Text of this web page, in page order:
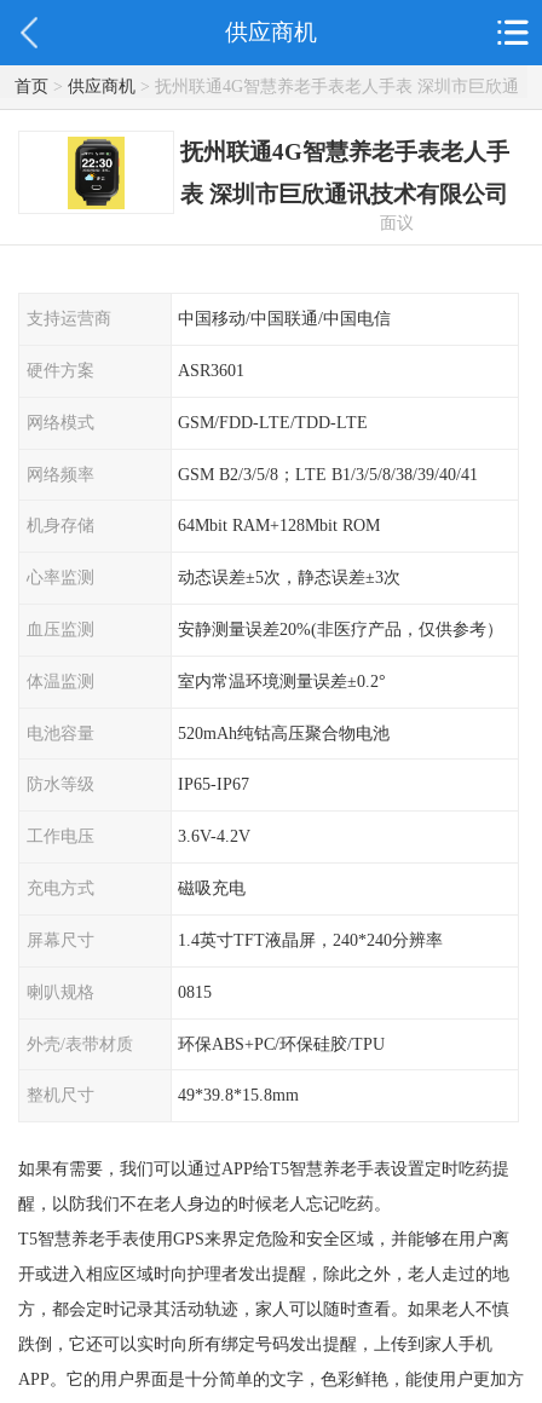
供应商机
首页> 供应商机> 抚州联通4G智慧养老手表老人手表 深圳市巨欣通
讯技术有限公司
抚州联通4G智慧养老手表老人手
表 深圳市巨欣通讯技术有限公司
面议
支持运营商 中国移动/中国联通/中国电信
硬件方案 ASR3601
网络模式 GSM/FDD-LTE/TDD-LTE
网络频率 GSM B2/3/5/8；LTE B1/3/5/8/38/39/40/41
机身存储 64Mbit RAM+128Mbit ROM
心率监测 动态误差±5次，静态误差±3次
血压监测 安静测量误差20%(非医疗产品，仅供参考）
体温监测 室内常温环境测量误差±0.2°
电池容量 520mAh纯钴高压聚合物电池
防水等级 IP65-IP67
工作电压 3.6V-4.2V
充电方式 磁吸充电
屏幕尺寸 1.4英寸TFT液晶屏，240*240分辨率
喇叭规格 0815
外壳/表带材质 环保ABS+PC/环保硅胶/TPU
整机尺寸 49*39.8*15.8mm
如果有需要，我们可以通过APP给T5智慧养老手表设置定时吃药提
醒，以防我们不在老人身边的时候老人忘记吃药。
T5智慧养老手表使用GPS来界定危险和安全区域，并能够在用户离
开或进入相应区域时向护理者发出提醒，除此之外，老人走过的地
方，都会定时记录其活动轨迹，家人可以随时查看。如果老人不慎
跌倒，它还可以实时向所有绑定号码发出提醒，上传到家人手机
APP。它的用户界面是十分简单的文字，色彩鲜艳，能使用户更加方